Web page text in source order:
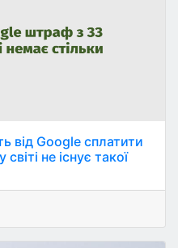
від Google сплатити
не існує такої